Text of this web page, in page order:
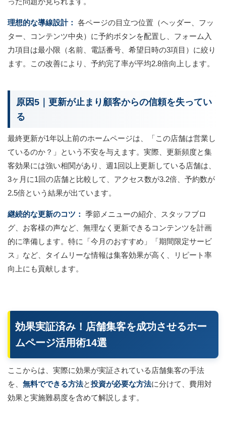
理想的な導線設計： 各ページの目立つ位置（ヘッダー、フッ
ター、コンテンツ中央）に予約ボタンを配置し、フォーム入
力項目は最小限（名前、電話番号、希望日時の3項目）に絞り
ます。この改善により、予約完了率が平均2.8倍向上します。
原因5｜更新が止まり顧客からの信頼を失ってい
る
最終更新が1年以上前のホームページは、「この店舗は営業し
ているのか？」という不安を与えます。実際、更新頻度と集
客効果には強い相関があり、週1回以上更新している店舗は、
3ヶ月に1回の店舗と比較して、アクセス数が3.2倍、予約数が
2.5倍という結果が出ています。
継続的な更新のコツ： 季節メニューの紹介、スタッフブロ
グ、お客様の声など、無理なく更新できるコンテンツを計画
的に準備します。特に「今月のおすすめ」「期間限定サービ
ス」など、タイムリーな情報は集客効果が高く、リピート率
向上にも貢献します。
効果実証済み！店舗集客を成功させるホー
ムページ活用術14選
ここからは、実際に効果が実証されている店舗集客の手法
を、 無料でできる方法と投資が必要な方法に分けて、費用対
効果と実施難易度を含めて解説します。